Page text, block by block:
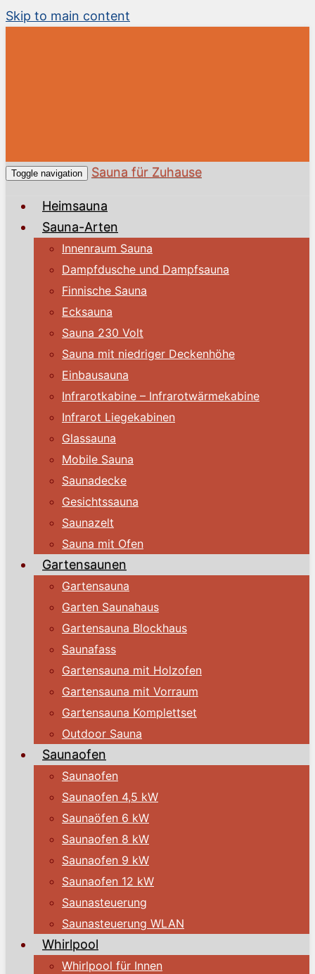
Skip to main content
Toggle navigation Sauna für Zuhause
Heimsauna
Sauna-Arten
Innenraum Sauna
Dampfdusche und Dampfsauna
Finnische Sauna
Ecksauna
Sauna 230 Volt
Sauna mit niedriger Deckenhöhe
Einbausauna
Infrarotkabine – Infrarotwärmekabine
Infrarot Liegekabinen
Glassauna
Mobile Sauna
Saunadecke
Gesichtssauna
Saunazelt
Sauna mit Ofen
Gartensaunen
Gartensauna
Garten Saunahaus
Gartensauna Blockhaus
Saunafass
Gartensauna mit Holzofen
Gartensauna mit Vorraum
Gartensauna Komplettset
Outdoor Sauna
Saunaofen
Saunaofen
Saunaofen 4,5 kW
Saunaöfen 6 kW
Saunaofen 8 kW
Saunaofen 9 kW
Saunaofen 12 kW
Saunasteuerung
Saunasteuerung WLAN
Whirlpool
Whirlpool für Innen